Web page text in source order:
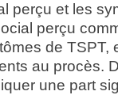
perçu et les
perçu
de TSPT,
au procès.
une part